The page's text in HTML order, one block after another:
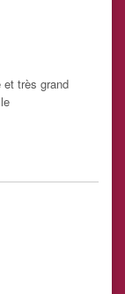
et très grand